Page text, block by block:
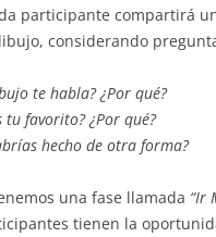
participante compartirá
considerando
te habla? ¿Por qué?
tu favorito? ¿Por qué?
hecho de otra forma?
una fase llamada “Ir
tienen la